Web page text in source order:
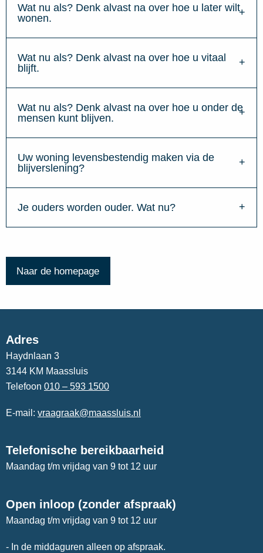
Wat nu als? Denk alvast na over hoe u later wilt
wonen.
Wat nu als? Denk alvast na over hoe u vitaal
blijft.
Wat nu als? Denk alvast na over hoe u onder de
mensen kunt blijven.
Uw woning levensbestendig maken via de
blijverslening?
Je ouders worden ouder. Wat nu?
Naar de homepage
Adres
Haydnlaan 3
3144 KM Maassluis
Telefoon 010 – 593 1500
E-mail: vraagraak@maassluis.nl
Telefonische bereikbaarheid
Maandag t/m vrijdag van 9 tot 12 uur
Open inloop (zonder afspraak)
Maandag t/m vrijdag van 9 tot 12 uur
- In de middaguren alleen op afspraak.